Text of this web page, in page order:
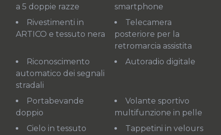
a 5 doppie razze
smartphone
Rivestimenti in
ARTICO e tessuto nera
Telecamera
posteriore per la
retromarcia assistita
Riconoscimento
automatico dei segnali
stradali
Autoradio digitale
Portabevande
doppio
Volante sportivo
multifunzione in pelle
Cielo in tessuto
Tappetini in velours